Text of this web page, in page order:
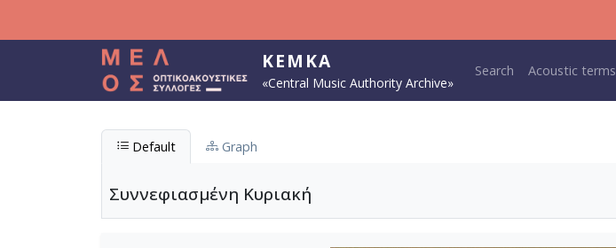
KEMKA
«Central Music Authority Archive»
Main navigation
Search Acoustic terms
Default Graph
Συννεφιασμένη Κυριακή